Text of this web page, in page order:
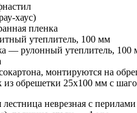
хаус)
пленка
утеплитель, 100 мм
— рулонный утеплитель, 100
монтируются на
обрешетки 25х100 мм с
неврезная с